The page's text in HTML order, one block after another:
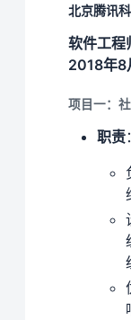
北京腾讯
软件工程
2018年8
项目一：
职责：